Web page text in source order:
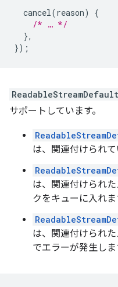
cancel(reason)
{
/* … */
},
});
サポートしています。
は、関連付けられて
は、関連付けられ
クをキューに入れま
は、関連付けられ
でエラーが発生しま